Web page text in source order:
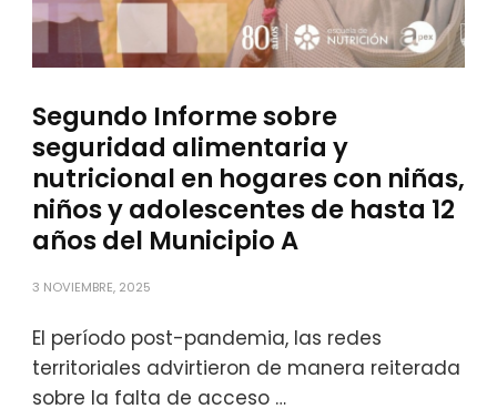
Segundo Informe sobre
seguridad alimentaria y
nutricional en hogares con niñas,
niños y adolescentes de hasta 12
años del Municipio A
3 NOVIEMBRE, 2025
El período post-pandemia, las redes
territoriales advirtieron de manera reiterada
sobre la falta de acceso …